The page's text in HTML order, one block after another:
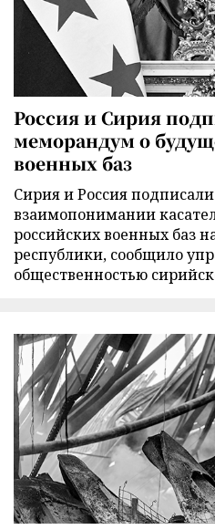
Россия и Сирия
меморандум о
военных баз
Сирия и Россия
взаимопонимании
российских военных баз
республики, сообщило
общественностью